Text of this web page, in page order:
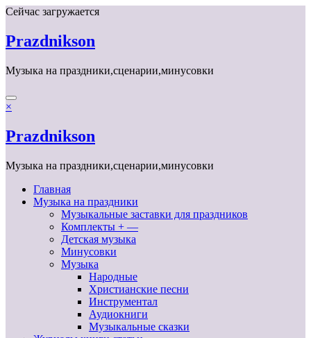
Перейти
содержимому
Сейчас загружается
Prazdnikson
Музыка на праздники,сценарии,минусовки
×
Prazdnikson
Музыка на праздники,сценарии,минусовки
Главная
Музыка на праздники
Музыкальные заставки для праздников
Комплекты + —
Детская музыка
Минусовки
Музыка
Народные
Христианские песни
Инструментал
Аудиокниги
Музыкальные сказки